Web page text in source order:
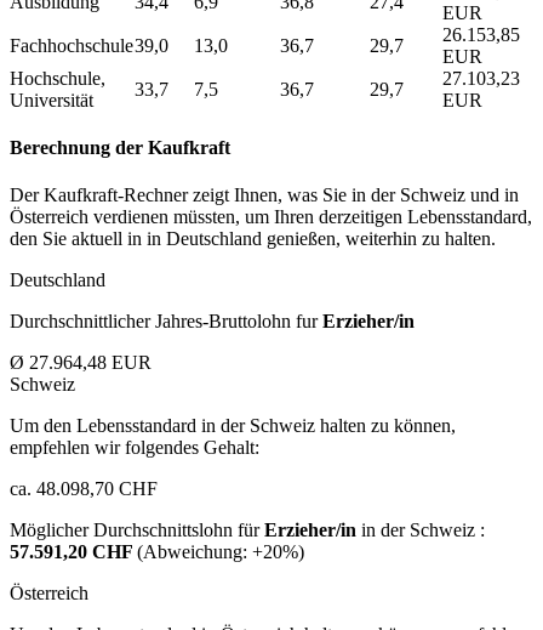
EUR
Fachhochschule39,0 13,0 36,7 29,7
26.153,85
EUR
Hochschule,
Universität
33,7 7,5 36,7 29,7
27.103,23
EUR
Berechnung der Kaufkraft
Der Kaufkraft-Rechner zeigt Ihnen, was Sie in der Schweiz und in
Österreich verdienen müssten, um Ihren derzeitigen Lebensstandard,
den Sie aktuell in in Deutschland genießen, weiterhin zu halten.
Deutschland
Durchschnittlicher Jahres-Bruttolohn furErzieher/in
Ø 27.964,48 EUR
Schweiz
Um den Lebensstandard in der Schweiz halten zu können,
empfehlen wir folgendes Gehalt:
ca. 48.098,70 CHF
Möglicher Durchschnittslohn fürErzieher/in in der Schweiz :
57.591,20 CHF (Abweichung: +20%)
Österreich